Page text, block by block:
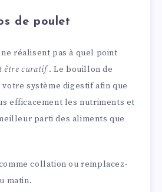
de poulet
réalisent pas à quel point
être curatif. Le bouillon de
système digestif afin que
efficacement les nutriments et
parti des aliments que
collation ou remplacez-
matin.